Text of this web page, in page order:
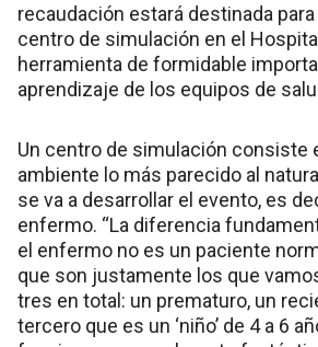
recaudación estará destinada
centro de simulación en el
herramienta de formidable
aprendizaje de los equipos de
Un centro de simulación consiste
ambiente lo más parecido al
se va a desarrollar el evento, es
enfermo. “La diferencia
el enfermo no es un paciente
que son justamente los que
tres en total: un prematuro, un
tercero que es un ‘niño’ de 4 a 6